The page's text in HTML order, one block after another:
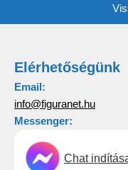
Elérhetőségünk
Email:
info@figuranet.hu
Messenger:
Chat